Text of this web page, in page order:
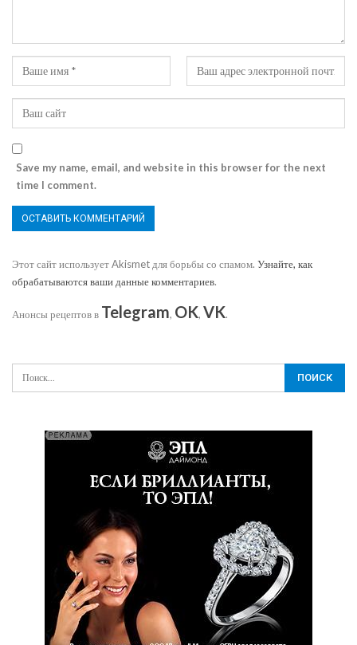
Save my name, email, and website in this browser for the next
time I comment.
Этот сайт использует Akismet для борьбы со спамом. Узнайте, как
обрабатываются ваши данные комментариев.
Анонсы рецептов в Telegram, OK, VK.